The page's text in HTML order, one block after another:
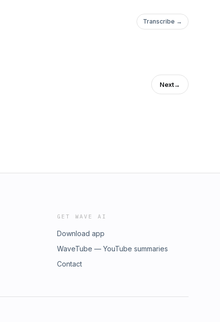
Transcribe →
Next→
GET WAVE AI
Download app
WaveTube — YouTube summaries
Contact